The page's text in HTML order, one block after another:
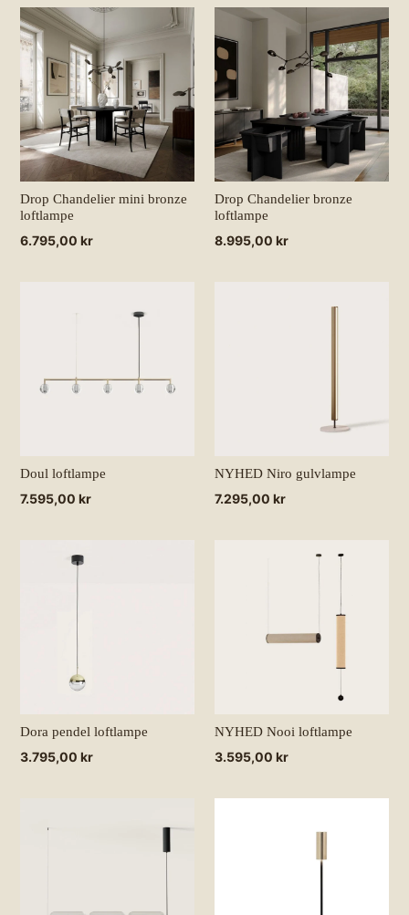
Drop Chandelier mini bronze
loftlampe
Normalpris
6.795,00 kr
Drop Chandelier bronze
loftlampe
Normalpris
8.995,00 kr
Doul loftlampe
Normalpris
7.595,00 kr
NYHED Niro gulvlampe
Normalpris
7.295,00 kr
Dora pendel loftlampe
Normalpris
3.795,00 kr
NYHED Nooi loftlampe
Normalpris
3.595,00 kr